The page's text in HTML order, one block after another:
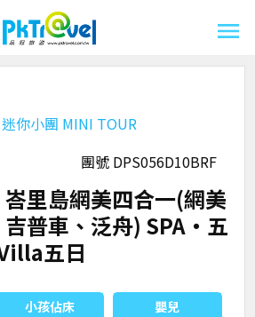
迷你小團 MINI TOUR
團號 DPS056D10BRF
峇里島網美四合一(網美
普車、泛舟) SPA‧五
五日
小孩佔床 嬰兒